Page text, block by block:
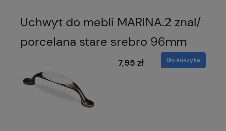
Uchwyt do mebli MARINA.2 znal/
porcelana stare srebro 96mm
7,95 zł Do koszyka